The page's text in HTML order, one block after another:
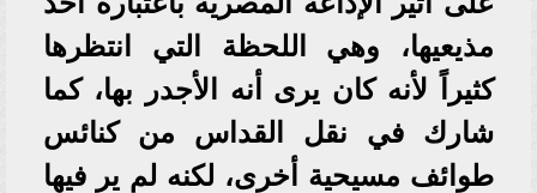
مذيعيها، وهي اللحظة التي انتظرها
كثيراً لأنه كان يرى أنه الأجدر بها، كما
شارك في نقل القداس من كنائس
طوائف مسيحية أخرى، لكنه لم ير فيها